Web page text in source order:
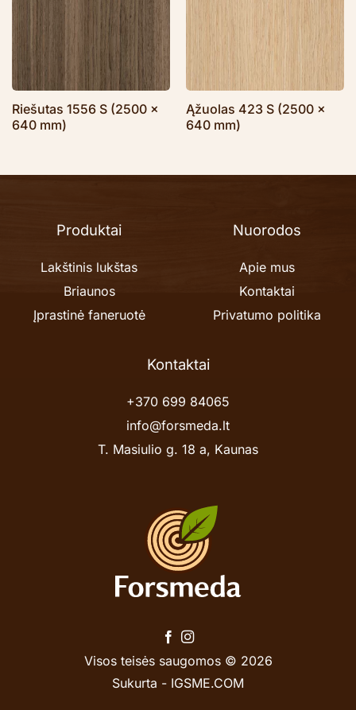
Riešutas 1556 S (2500 x
640 mm)
Ąžuolas 423 S (2500 x
640 mm)
Produktai
Lakštinis lukštas
Briaunos
Įprastinė faneruotė
Nuorodos
Apie mus
Kontaktai
Privatumo politika
Kontaktai
+370 699 84065
info@forsmeda.lt
T. Masiulio g. 18 a, Kaunas
Visos teisės saugomos © 2026
Sukurta - IGSME.COM